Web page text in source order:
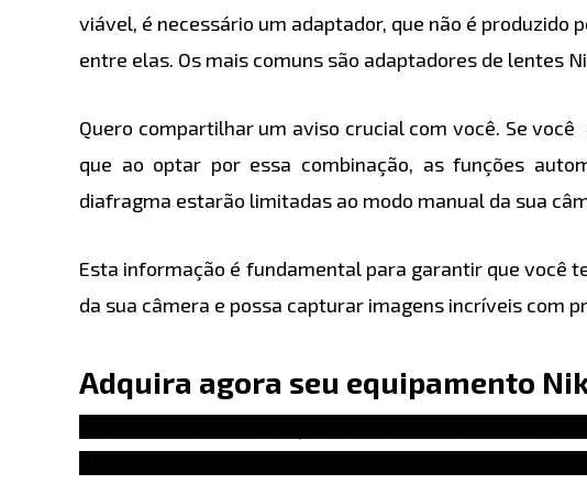
viável, é necessário um adaptador, que não é produzido
entre elas. Os mais comuns são adaptadores de lentes
Quero compartilhar um aviso crucial com você. Se
que ao optar por essa combinação, as funções
diafragma estarão limitadas ao modo manual da sua
Esta informação é fundamental para garantir que você
da sua câmera e possa capturar imagens incríveis com
Adquira agora seu equipamento